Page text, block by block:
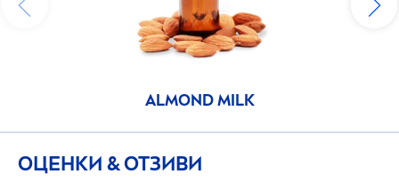
ALMOND MILK
ОЦЕНКИ & ОТЗИВИ